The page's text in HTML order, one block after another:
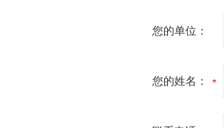
您的单位：
您的姓名：